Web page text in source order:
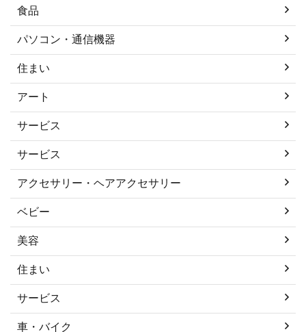
食品
パソコン・通信機器
住まい
アート
サービス
サービス
アクセサリー・ヘアアクセサリー
ベビー
美容
住まい
サービス
車・バイク